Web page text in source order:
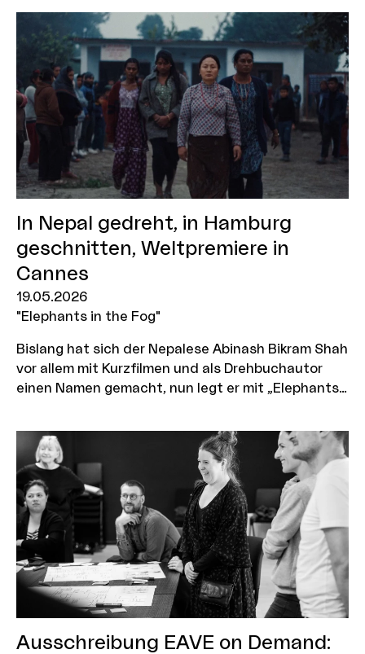
In Nepal gedreht, in Hamburg
geschnitten, Weltpremiere in
Cannes
19.05.2026
"Elephants in the Fog"
Bislang hat sich der Nepalese Abinash Bikram Shah
vor allem mit Kurzfilmen und als Drehbuchautor
einen Namen gemacht, nun legt er mit „Elephants
in Hamburg Altona. Die Lübecker zischlermann
filmproduktion und die Kölner Die Gesellschaft
DGS sind maßgeblich beteiligt. Jetzt feiert der
Film in Cannes seine Weltpremiere.
Ausschreibung EAVE on Demand: